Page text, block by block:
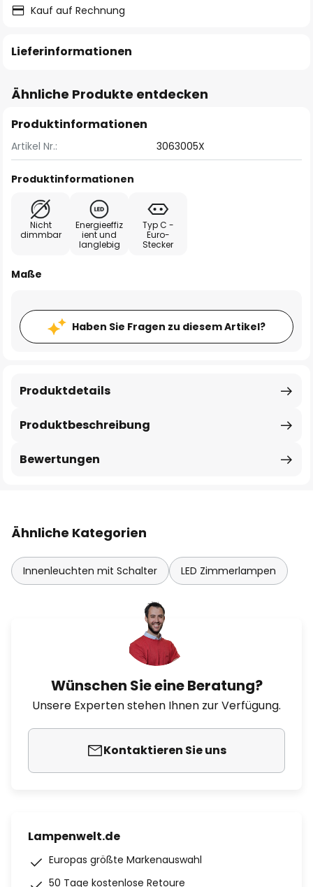
Kauf auf Rechnung
Lieferinformationen
Ähnliche Produkte entdecken
Produktinformationen
Artikel Nr.: 3063005X
Produktinformationen
Nicht
dimmbar
Energieeffiz
ient und
langlebig
Typ C -
Euro-
Stecker
Maße
Haben Sie Fragen zu diesem Artikel?
Produktbeschreibung
Produktdetails
Bewertungen
Ähnliche Kategorien
Innenleuchten mit Schalter LED Zimmerlampen
Wünschen Sie eine Beratung?
Unsere Experten stehen Ihnen zur Verfügung.
Kontaktieren Sie uns
Lampenwelt.de
Europas größte Markenauswahl
50 Tage kostenlose Retoure